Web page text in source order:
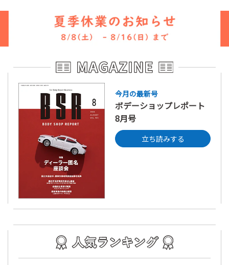
今月の最新号
ボデーショップレポート
8月号
立ち読みする